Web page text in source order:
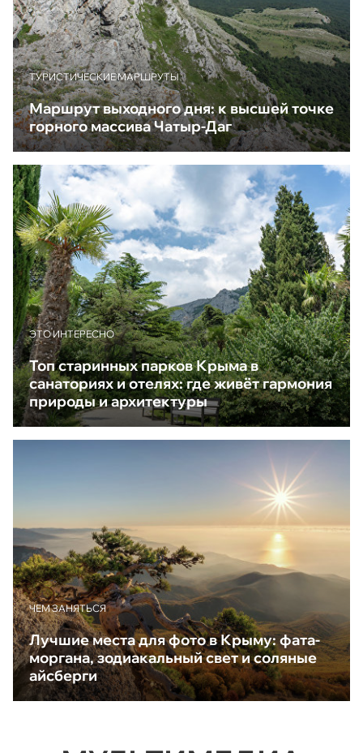
ТУРИСТИЧЕСКИЕ МАРШРУТЫ
Маршрут выходного дня: к высшей точке
горного массива Чатыр-Даг
ЭТО ИНТЕРЕСНО
Топ старинных парков Крыма в
санаториях и отелях: где живёт гармония
природы и архитектуры
ЧЕМ ЗАНЯТЬСЯ
Лучшие места для фото в Крыму: фата-
моргана, зодиакальный свет и соляные
айсберги